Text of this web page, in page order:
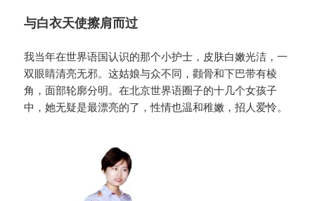
与白衣天使擦肩而过
我当年在世界语国认识的那个小护士，皮肤白嫩光洁，一
双眼睛清亮无邪。这姑娘与众不同，颧骨和下巴带有棱
角，面部轮廓分明。在北京世界语圈子的十几个女孩子
中，她无疑是最漂亮的了，性情也温和稚嫩，招人爱怜。